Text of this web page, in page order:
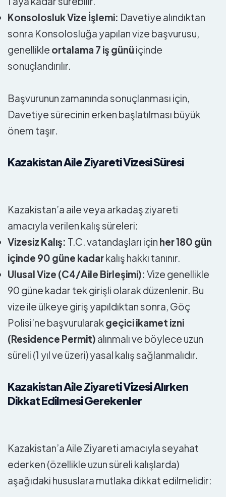
Konsolosluk Vize İşlemi: Davetiye alındıktan
sonra Konsolosluğa yapılan vize başvurusu,
genellikle ortalama 7 iş günü içinde
sonuçlandırılır.
Başvurunun zamanında sonuçlanması için,
Davetiye sürecinin erken başlatılması büyük
önem taşır.
Kazakistan Aile Ziyareti Vizesi Süresi
Kazakistan’a aile veya arkadaş ziyareti
amacıyla verilen kalış süreleri:
Vizesiz Kalış: T.C. vatandaşları için her 180 gün
içinde 90 güne kadarkalış hakkı tanınır.
Ulusal Vize (C4/Aile Birleşimi): Vize genellikle
90 güne kadar tek girişli olarak düzenlenir. Bu
vize ile ülkeye giriş yapıldıktan sonra, Göç
Polisi’ne başvurularak geçici ikamet izni
(Residence Permit) alınmalı ve böylece uzun
süreli (1 yıl ve üzeri) yasal kalış sağlanmalıdır.
Kazakistan Aile Ziyareti Vizesi Alırken
Dikkat Edilmesi Gerekenler
Kazakistan’a Aile Ziyareti amacıyla seyahat
ederken (özellikle uzun süreli kalışlarda)
aşağıdaki hususlara mutlaka dikkat edilmelidir: